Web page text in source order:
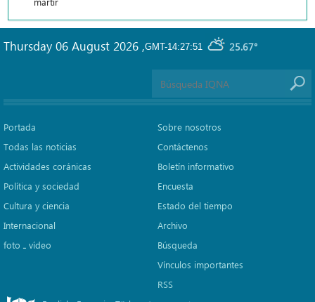
GMT-14:27:51 25.67°
Thursday 06 August 2026 ,
Portada
Todas las noticias
Actividades coránicas
Política y sociedad
Cultura y ciencia
Internacional
foto ـ vídeo
Sobre nosotros
Contáctenos
Boletín informativo
Encuesta
Estado del tiempo
Archivo
Búsqueda
Vínculos importantes
RSS